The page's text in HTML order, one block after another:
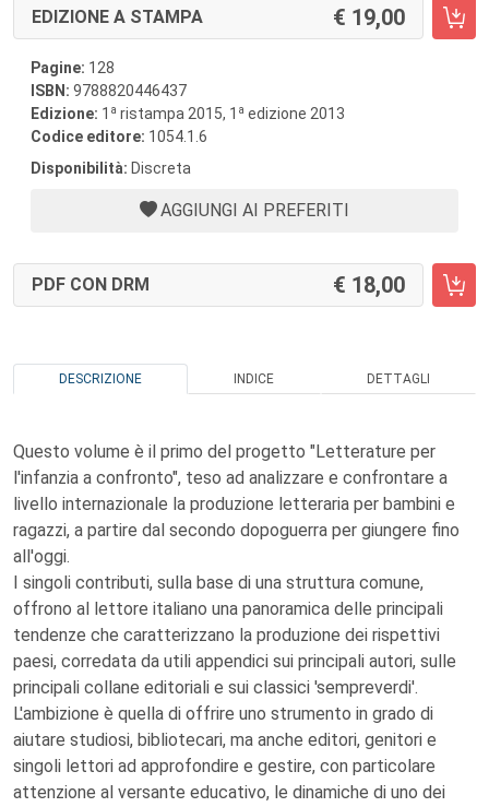
EDIZIONE A STAMPA 19,00
Pagine: 128
ISBN: 9788820446437
Edizione: 1 a ristampa 2015, 1 a edizione 2013
Codice editore: 1054.1.6
Disponibilità: Discreta
AGGIUNGI AI PREFERITI
PDF CON DRM 18,00
DESCRIZIONE INDICE DETTAGLI
Questo volume è il primo del progetto "Letterature per
l'infanzia a confronto", teso ad analizzare e confrontare a
livello internazionale la produzione letteraria per bambini e
ragazzi, a partire dal secondo dopoguerra per giungere fino
all'oggi.
I singoli contributi, sulla base di una struttura comune,
offrono al lettore italiano una panoramica delle principali
tendenze che caratterizzano la produzione dei rispettivi
paesi, corredata da utili appendici sui principali autori, sulle
principali collane editoriali e sui classici 'sempreverdi'.
L'ambizione è quella di offrire uno strumento in grado di
aiutare studiosi, bibliotecari, ma anche editori, genitori e
singoli lettori ad approfondire e gestire, con particolare
attenzione al versante educativo, le dinamiche di uno dei